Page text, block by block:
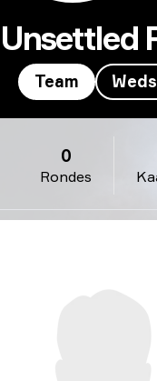
Unsettled
Team
Rondes
0